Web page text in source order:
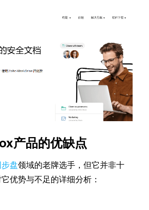
产品的优缺点
步盘领域的老牌选手，但它并非十
优势与不足的详细分析：